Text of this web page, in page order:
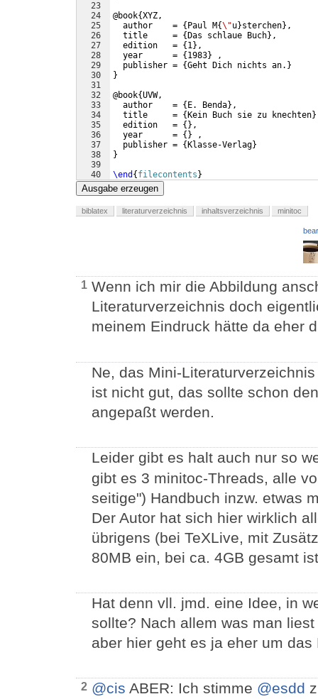
23
24
25
26
27
28
29
30
31
32
33
34
35
36
37
38
39
40
41
@book{XYZ,
  author    =
{ Paul M{\"u}sterchen} ,
  title     =
{ Das schlaue Buch} ,
  edition   =
{ 1} ,
  year      =
{ 1983} ,
  publisher =
{Geht Dich nichts an. }
}
@book{UVW,
  author    =
{ E. Benda} ,
  title     =
{ Kein Buch sie zu knechten}
  edition   =
{ } ,
  year      =
{ } ,
  publisher =
{ Klasse-Verlag}
}
\end { filecontents }
Ausgabe erzeugen
biblatex literaturverzeichnis inhaltsverzeichnis minitoc
1 Wenn ich mir die Abbildung
Literaturverzeichnis doch
meinem Eindruck hätte da eher
Ne, das Mini-
ist nicht gut, das sollte schon
angepaßt werden.
Leider gibt es halt auch nur so
gibt es 3 minitoc-Threads, alle
seitige") Handbuch inzw. etwas
Der Autor hat sich hier wirklich
übrigens (bei TeXLive, mit
80MB ein, bei ca. 4GB gesamt
Hat denn vll. jmd. eine Idee, in
sollte? Nach allem was man
aber hier geht es ja eher um
2 @cis ABER: Ich stimme @esdd